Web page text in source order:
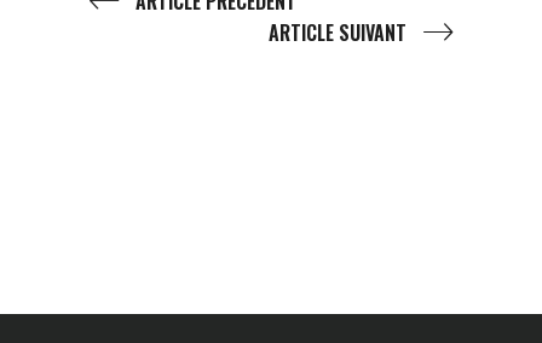
ARTICLE SUIVANT